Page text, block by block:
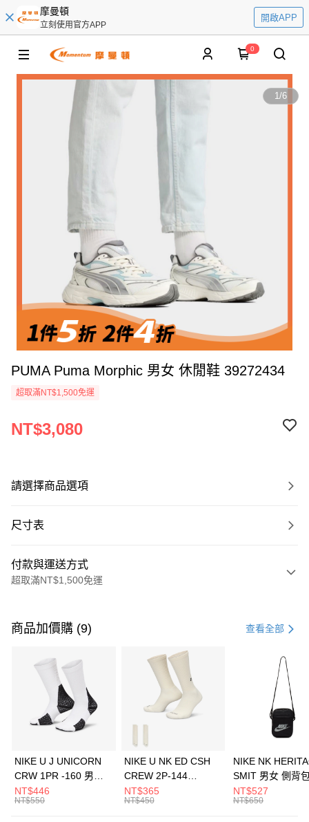
摩曼頓
立刻使用官方APP
開啟APP
0
1/6
PUMA Puma Morphic 男女 休閒鞋 39272434
超取滿NT$1,500免運
NT$3,080
請選擇商品選項
尺寸表
付款與運送方式
超取滿NT$1,500免運
信用卡一次付款
3 期 0 利率 每期 21家銀行
合作金庫商業銀行
第一商業銀行
華南商業銀行
彰化商業銀行
上海商業儲蓄銀行
元大商業銀行
Apple Pay
全盈+PAY
AFTEE先享後付
商品加價購 (9) 查看全部
NIKE U J UNICORN
CRW 1PR -160 男女
中統襪 FZ3393100
NT$446
NT$550
NIKE U NK ED CSH
CREW 2P-144
EMBRDY 男女 短統襪
FZ3073133
NT$365
NT$450
NIKE NK
SMIT 男女 側背
BA5871010
NT$527
NT$650